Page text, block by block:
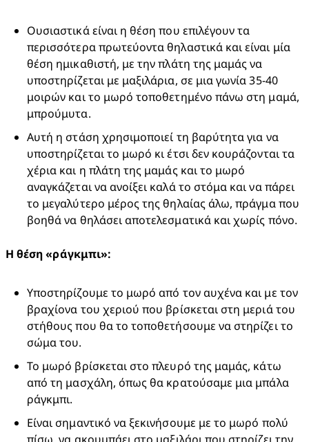
Ουσιαστικά είναι η θέση που επιλέγουν τα
περισσότερα πρωτεύοντα θηλαστικά και είναι μία
θέση ημικαθιστή, με την πλάτη της μαμάς να
υποστηρίζεται με μαξιλάρια, σε μια γωνία 35-40
μοιρών και το μωρό τοποθετημένο πάνω στη μαμά,
μπρούμυτα.
Αυτή η στάση χρησιμοποιεί τη βαρύτητα για να
υποστηρίζεται το μωρό κι έτσι δεν κουράζονται τα
χέρια και η πλάτη της μαμάς και το μωρό
αναγκάζεται να ανοίξει καλά το στόμα και να πάρει
το μεγαλύτερο μέρος της θηλαίας άλω, πράγμα που
βοηθά να θηλάσει αποτελεσματικά και χωρίς πόνο.
Η θέση «ράγκμπι»:
Υποστηρίζουμε το μωρό από τον αυχένα και με τον
βραχίονα του χεριού που βρίσκεται στη μεριά του
στήθους που θα το τοποθετήσουμε να στηρίζει το
σώμα του.
Το μωρό βρίσκεται στο πλευρό της μαμάς, κάτω
από τη μασχάλη, όπως θα κρατούσαμε μια μπάλα
ράγκμπι.
Είναι σημαντικό να ξεκινήσουμε με το μωρό πολύ